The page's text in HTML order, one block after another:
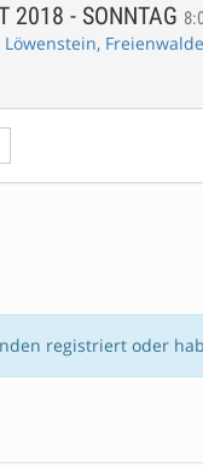
2018 - SONNTAG
registriert oder